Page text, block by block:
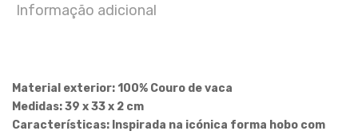
Informação adicional
Material exterior:100% Couro de vaca
Medidas:39 x 33 x 2 cm
Características: Inspirada na icónica forma hobo com